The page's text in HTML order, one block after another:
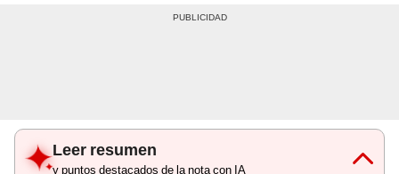
Leer resumen
y puntos destacados de la nota con IA